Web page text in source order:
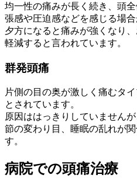
均一性の痛みが長く続き、頭
張感や圧迫感などを感じる場合
夕方になると痛みが強くなり
軽減すると言われています。
群発頭痛
片側の目の奥が激しく痛むタ
とされています。
原因ははっきりしていません
節の変わり目、睡眠の乱れが
す。
病院での頭痛治療